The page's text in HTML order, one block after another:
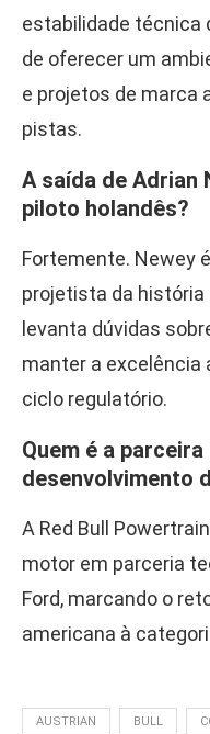
estabilidade técnica
de oferecer um
e projetos de marca
pistas.
A saída de Adrian
piloto holandês?
Fortemente. Newey
projetista da história
levanta dúvidas
manter a excelência
ciclo regulatório.
Quem é a
desenvolvimento
A Red Bull
motor em parceria
Ford, marcando o
americana à
AUSTRIAN BULL